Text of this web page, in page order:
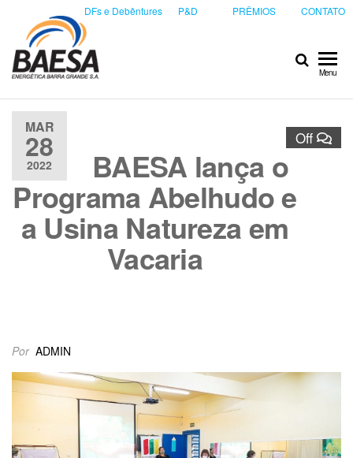
DFs e Debêntures P&D PRÊMIOS CONTATO
Menu
MAR
28
2022
Off
BAESA lança o
Programa Abelhudo e
a Usina Natureza em
Vacaria
Por ADMIN